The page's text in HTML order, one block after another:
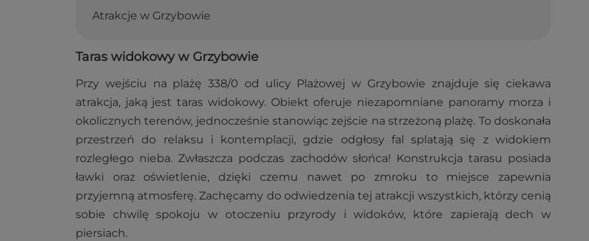
Atrakcje w Grzybowie
Taras widokowy w Grzybowie
Przy wejściu na plażę 338/0 od ulicy Plażowej w Grzybowie znajduje się ciekawa
atrakcja, jaką jest taras widokowy. Obiekt oferuje niezapomniane panoramy morza i
okolicznych terenów, jednocześnie stanowiąc zejście na strzeżoną plażę. To doskonała
przestrzeń do relaksu i kontemplacji, gdzie odgłosy fal splatają się z widokiem
rozległego nieba. Zwłaszcza podczas zachodów słońca! Konstrukcja tarasu posiada
ławki oraz oświetlenie, dzięki czemu nawet po zmroku to miejsce zapewnia
przyjemną atmosferę. Zachęcamy do odwiedzenia tej atrakcji wszystkich, którzy cenią
sobie chwilę spokoju w otoczeniu przyrody i widoków, które zapierają dech w
piersiach.